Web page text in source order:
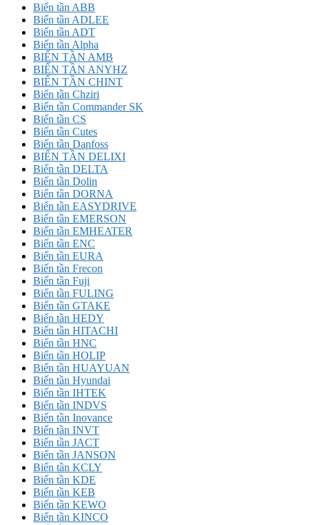
Biến tần ABB
Biến tần ADLEE
Biến tần ADT
Biến tần Alpha
BIẾN TẦN AMB
BIẾN TẦN ANYHZ
BIẾN TẦN CHINT
Biến tần Chziri
Biến tần Commander SK
Biến tần CS
Biến tần Cutes
Biến tần Danfoss
BIẾN TẦN DELIXI
Biến tần DELTA
Biến tần Dolin
Biến tần DORNA
Biến tần EASYDRIVE
Biến tần EMERSON
Biến tần EMHEATER
Biến tần ENC
Biến tần EURA
Biến tần Frecon
Biến tần Fuji
Biến tần FULING
Biến tần GTAKE
Biến tần HEDY
Biến tần HITACHI
Biến tần HNC
Biến tần HOLIP
Biến tần HUAYUAN
Biến tần Hyundai
Biến tần IHTEK
Biến tần INDVS
Biến tần Inovance
Biến tần INVT
Biến tần JACT
Biến tần JANSON
Biến tần KCLY
Biến tần KDE
Biến tần KEB
Biến tần KEWO
Biến tần KINCO